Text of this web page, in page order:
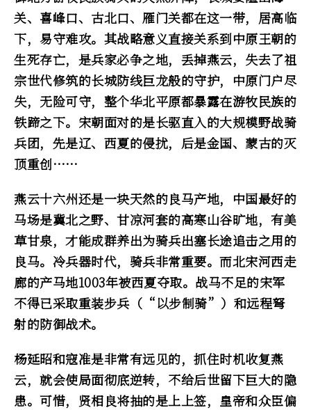
关、喜峰口、古北口、雁门关都在这一带，居高临
下，易守难攻。其战略意义直接关系到中原王朝的
生死存亡，是兵家必争之地，丢掉燕云，失去了祖
宗世代修筑的长城防线巨龙般的守护，中原门户尽
失，无险可守，整个华北平原都暴露在游牧民族的
铁蹄之下。宋朝面对的是长驱直入的大规模野战骑
兵团，先是辽、西夏的侵扰，后是金国、蒙古的灭
顶重创……
燕云十六州还是一块天然的良马产地，中国最好的
马场是冀北之野、甘凉河套的高寒山谷旷地，有美
草甘泉，才能成群养出为骑兵出塞长途追击之用的
良马。冷兵器时代，骑兵非常重要。而北宋河西走
廊的产马地1003年被西夏夺取。战马不足的宋军
不得已采取重装步兵（“以步制骑”）和远程弩
射的防御战术。
杨延昭和寇准是非常有远见的，抓住时机收复燕
云，就会使局面彻底逆转，不给后世留下巨大的隐
患。可惜，贤相良将抽的是上上签，皇帝和众臣偏